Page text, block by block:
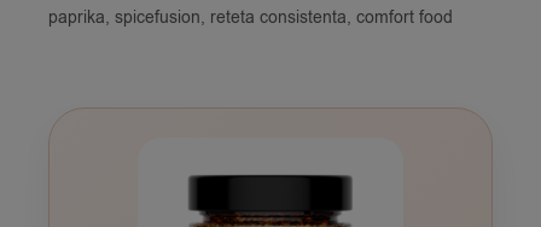
paprika, spicefusion, reteta consistenta, comfort food